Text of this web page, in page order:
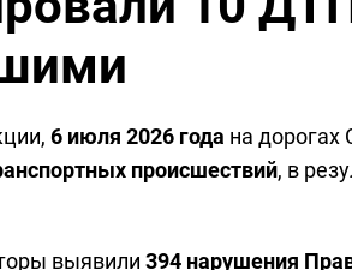
6 июля 2026 года на дорогах
происшествий, в
выявили 394 нарушения